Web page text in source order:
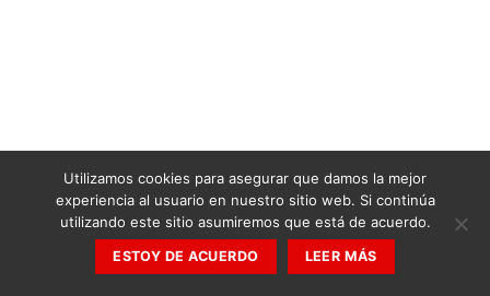
Utilizamos cookies para asegurar que damos la mejor
experiencia al usuario en nuestro sitio web. Si continúa
utilizando este sitio asumiremos que está de acuerdo.
ESTOY DE ACUERDO LEER MÁS